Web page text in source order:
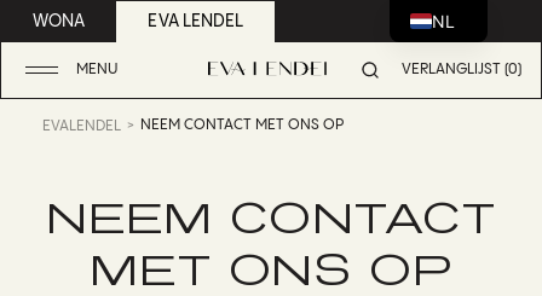
WONA EVA LENDEL
MENU VERLANGLIJST (0)
EVALENDEL NEEM CONTACT MET ONS OP
NEEM CONTACT
MET ONS OP
NL